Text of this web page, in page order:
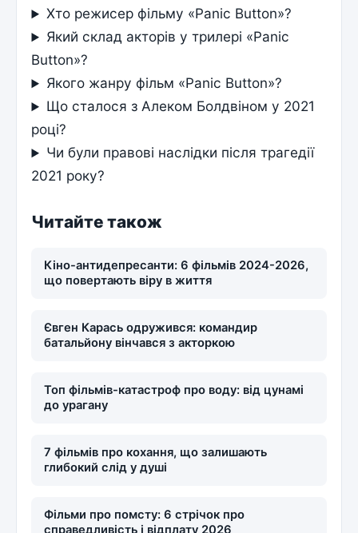
Хто режисер фільму «Panic Button»?
Який склад акторів у трилері «Panic
Button»?
Якого жанру фільм «Panic Button»?
Що сталося з Алеком Болдвіном у 2021
році?
Чи були правові наслідки після трагедії
2021 року?
Читайте також
Кіно-антидепресанти: 6 фільмів 2024-2026,
що повертають віру в життя
Євген Карась одружився: командир
батальйону вінчався з акторкою
Топ фільмів-катастроф про воду: від цунамі
до урагану
7 фільмів про кохання, що залишають
глибокий слід у душі
Фільми про помсту: 6 стрічок про
справедливість і відплату 2026